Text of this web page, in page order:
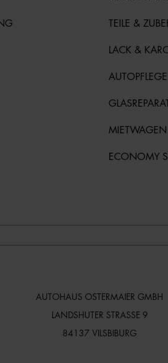
TEILE &
LACK &
AUTOPFLEGE
MIETWAGEN
ECONOMY
AUTOHAUS OSTERMAIER GMBH
LANDSHUTER STRASSE 9
84137 VILSBIBURG